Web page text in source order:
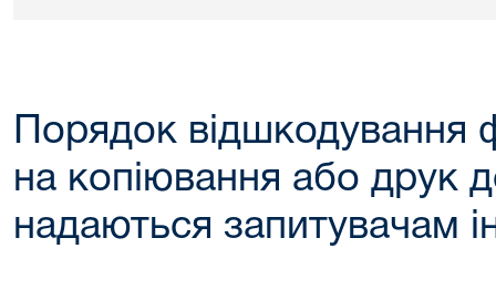
Порядок відшкодування
на копіювання або друк
надаються запитувачам